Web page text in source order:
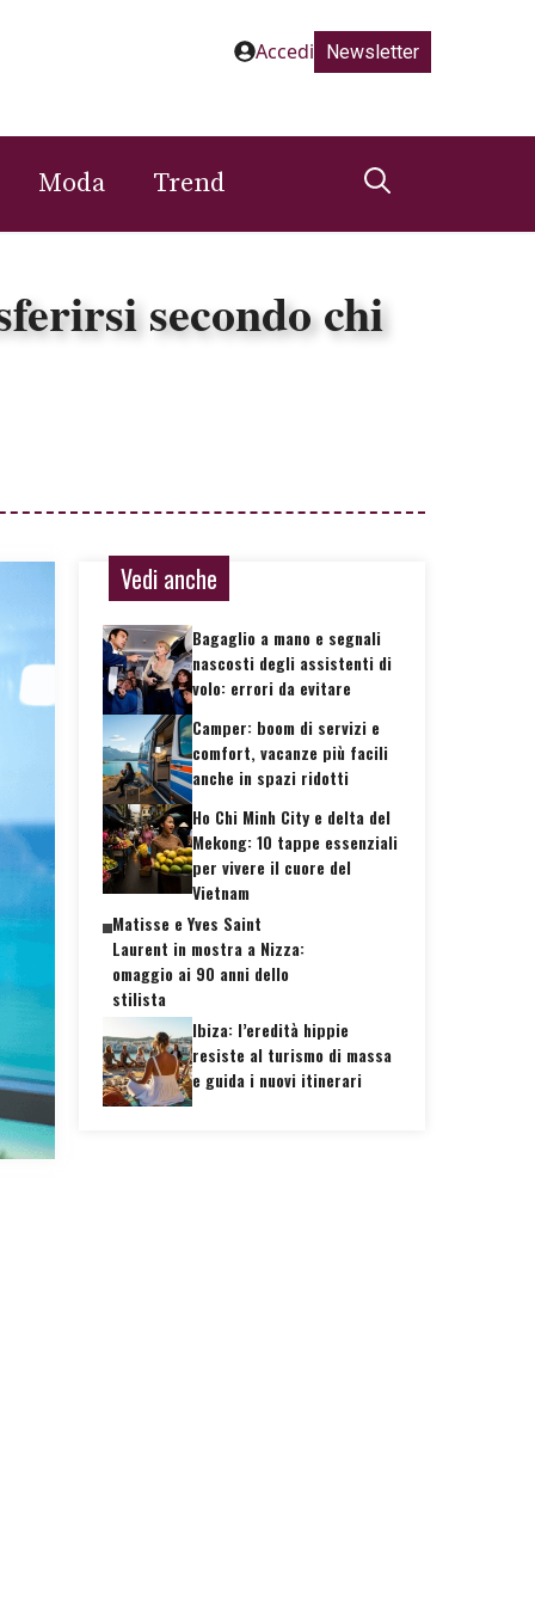
Accedi Newsletter
Moda Trend
secondo chi
Vedi anche
Bagaglio a mano e segnali
nascosti degli assistenti di
volo: errori da evitare
Camper: boom di servizi e
comfort, vacanze più facili
anche in spazi ridotti
Ho Chi Minh City e delta del
Mekong: 10 tappe essenziali
per vivere il cuore del
Vietnam
Matisse e Yves Saint
Laurent in mostra a Nizza:
omaggio ai 90 anni dello
stilista
Ibiza: l’eredità hippie
resiste al turismo di massa
e guida i nuovi itinerari